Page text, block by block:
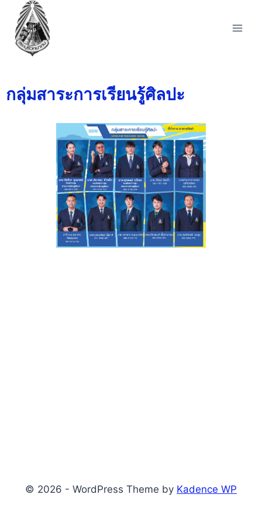
กลุ่มสาระการเรียนรู้ศิลปะ
© 2026 - WordPress Theme by Kadence WP